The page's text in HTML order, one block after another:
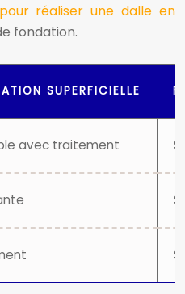
réaliser une dalle en
fondation.
SUPERFICIELLE
avec traitement